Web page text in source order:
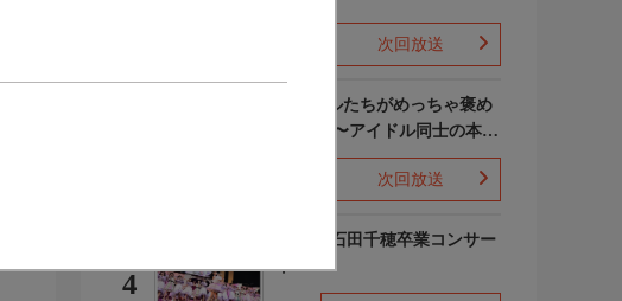
次回放送
ライバルたちがめっちゃ褒め
てくる!〜アイドル同士の本音
レビューSP〜
次回放送
4
STU48 石田千穂卒業コンサー
ト